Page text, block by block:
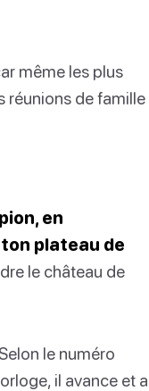
même les plus
réunions de famille
en
plateau de
le château de
le numéro
il avance et a